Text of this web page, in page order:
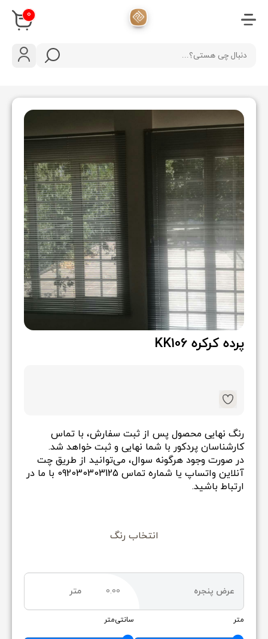
پرده
پرده
اتاق
خواب
پرده
پذیرایی
صنعتی
پرده کرکره KK106
رنگ نهایی محصول پس از ثبت سفارش، با تماس
کارشناسان پردکور با شما نهایی و ثبت خواهد شد.
در صورت وجود هرگونه سوال، می‌توانید از طریق چت
آنلاین واتساپ یا شماره تماس
با ما در
ارتباط باشید.
عرض پنجره متر
متر سانتی‌متر
انتخاب رنگ